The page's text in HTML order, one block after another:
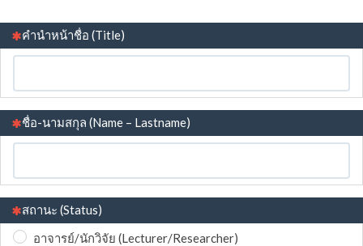
(This question is mandatory)
คำนำหน้าชื่อ (Title)
(This question is mandatory)
ชื่อ-นามสกุล (Name – Lastname)
(This question is mandatory)
สถานะ (Status)
อาจารย์/นักวิจัย (Lecturer/Researcher)